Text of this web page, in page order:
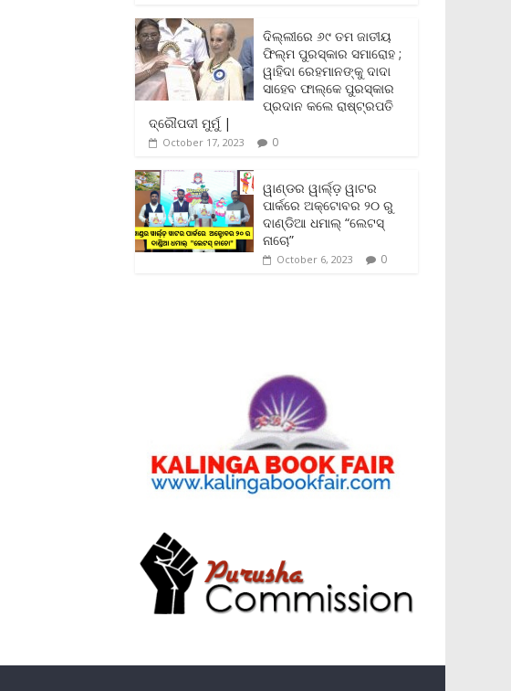
l
y
ଦିଲ୍ଲୀରେ ୬୯ ତମ ଜାତୀୟ
ଫିଲ୍ମ ପୁରସ୍କାର ସମାରୋହ ;
ୱାହିଦା ରେହମାନଙ୍କୁ ଦାଦା
ସାହେବ ଫାଲ୍‌କେ ପୁରସ୍କାର
ପ୍ରଦାନ କଲେ ରାଷ୍ଟ୍ରପତି
ଦ୍ରୌପଦୀ ମୁର୍ମୁ |
October 17, 2023 0
ୱାଣ୍ଡର ୱାର୍ଲ୍‌ଡ଼ ୱାଟର
ପାର୍କରେ ଅକ୍ଟୋବର ୨୦ ରୁ
ଦାଣ୍ଡିଆ ଧମାଲ୍ “ଲେଟସ୍
ନାଚୋ”
October 6, 2023 0